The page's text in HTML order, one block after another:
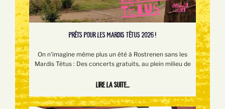
PRÊTS POUR LES MARDIS TÊTUS 2026 !
On n'imagine même plus un été à Rostrenen sans les
Mardis Têtus : Des concerts gratuits, au plein milieu de
Lire la suite...